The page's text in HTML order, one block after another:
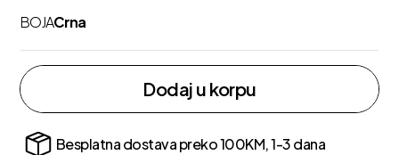
BOJACrna
Dodaj u korpu
Besplatna dostava preko 100KM, 1-3 dana